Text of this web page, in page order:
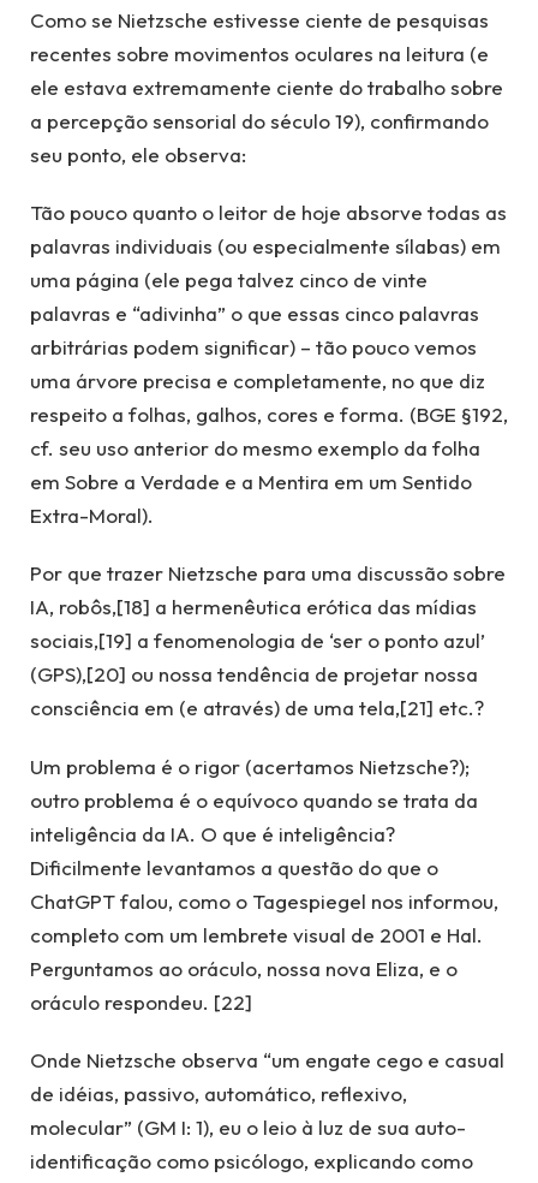
Como se Nietzsche estivesse ciente de pesquisas
recentes sobre movimentos oculares na leitura (e
ele estava extremamente ciente do trabalho sobre
a percepção sensorial do século 19), confirmando
seu ponto, ele observa:
Tão pouco quanto o leitor de hoje absorve todas as
palavras individuais (ou especialmente sílabas) em
uma página (ele pega talvez cinco de vinte
palavras e “adivinha” o que essas cinco palavras
arbitrárias podem significar) – tão pouco vemos
uma árvore precisa e completamente, no que diz
respeito a folhas, galhos, cores e forma. (BGE §192,
cf. seu uso anterior do mesmo exemplo da folha
em Sobre a Verdade e a Mentira em um Sentido
Extra-Moral).
Por que trazer Nietzsche para uma discussão sobre
IA, robôs,[18] a hermenêutica erótica das mídias
sociais,[19] a fenomenologia de ‘ser o ponto azul’
(GPS),[20] ou nossa tendência de projetar nossa
consciência em (e através) de uma tela,[21] etc.?
Um problema é o rigor (acertamos Nietzsche?);
outro problema é o equívoco quando se trata da
inteligência da IA. O que é inteligência?
Dificilmente levantamos a questão do que o
ChatGPT falou, como o Tagespiegel nos informou,
completo com um lembrete visual de 2001 e Hal.
Perguntamos ao oráculo, nossa nova Eliza, e o
oráculo respondeu. [22]
Onde Nietzsche observa “um engate cego e casual
de idéias, passivo, automático, reflexivo,
molecular” (GM I: 1), eu o leio à luz de sua auto-
identificação como psicólogo, explicando como